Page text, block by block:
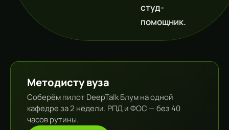
студ-
помощник.
Методисту вуза
Соберём пилот DeepTalk Блум на одной
кафедре за 2 недели. РПД и ФОС — без 40
часов рутины.